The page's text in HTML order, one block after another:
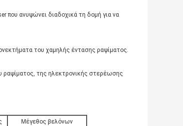
που ανυψώνει διαδοχικά τη δομή για να
του χαμηλής έντασης ραψίματος.
ραψίματος, της ηλεκτρονικής στερέωσης
Μέγεθος βελόνων